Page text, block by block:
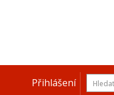
Přihlášení